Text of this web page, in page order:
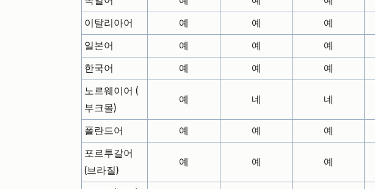
이탈리아어
예 예 예
일본어
예 예 예
한국어
예 예 예
노르웨이어 (
부크몰)
예 네 네
폴란드어 예 예 예
포르투갈어
(브라질)
예 예 예